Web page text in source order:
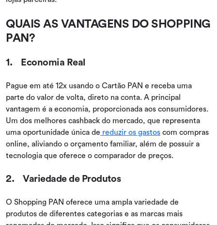
QUAIS AS VANTAGENS DO SHOPPING
PAN?
1. Economia Real
Pague em até 12x usando o Cartão PAN e receba uma
parte do valor de volta, direto na conta. A principal
vantagem é a economia, proporcionada aos consumidores.
Um dos melhores cashback do mercado, que representa
uma oportunidade única de reduzir os gastos com compras
online, aliviando o orçamento familiar, além de possuir a
tecnologia que oferece o comparador de preços.
2. Variedade de Produtos
O Shopping PAN oferece uma ampla variedade de
produtos de diferentes categorias e as marcas mais